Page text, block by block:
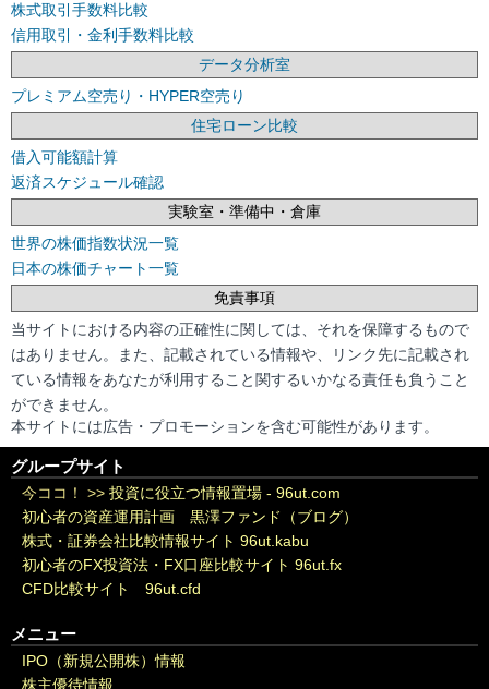
株式取引手数料比較
信用取引・金利手数料比較
データ分析室
プレミアム空売り・HYPER空売り
住宅ローン比較
借入可能額計算
返済スケジュール確認
実験室・準備中・倉庫
世界の株価指数状況一覧
日本の株価チャート一覧
免責事項
当サイトにおける内容の正確性に関しては、それを保障するもので
はありません。また、記載されている情報や、リンク先に記載され
ている情報をあなたが利用すること関するいかなる責任も負うこと
ができません。
本サイトには広告・プロモーションを含む可能性があります。
グループサイト
今ココ！ >> 投資に役立つ情報置場 - 96ut.com
初心者の資産運用計画 黒澤ファンド（ブログ）
株式・証券会社比較情報サイト 96ut.kabu
初心者のFX投資法・FX口座比較サイト 96ut.fx
CFD比較サイト 96ut.cfd
メニュー
IPO（新規公開株）情報
株主優待情報